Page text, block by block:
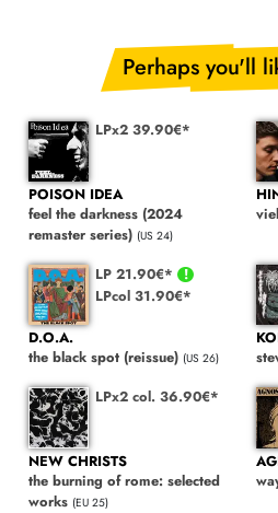
Perhaps you'll
LPx2 39.90€*
POISON IDEA
feel the darkness (2024
remaster series) (US 24)
LP 21.90€*
LPcol 31.90€*
D.O.A.
the black spot (reissue) (US 26)
LPx2 col. 36.90€*
NEW CHRISTS
the burning of rome: selected
works (EU 25)